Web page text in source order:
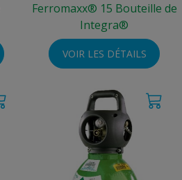
Ferromaxx® 15 Bouteille de
Integra®
VOIR LES DÉTAILS